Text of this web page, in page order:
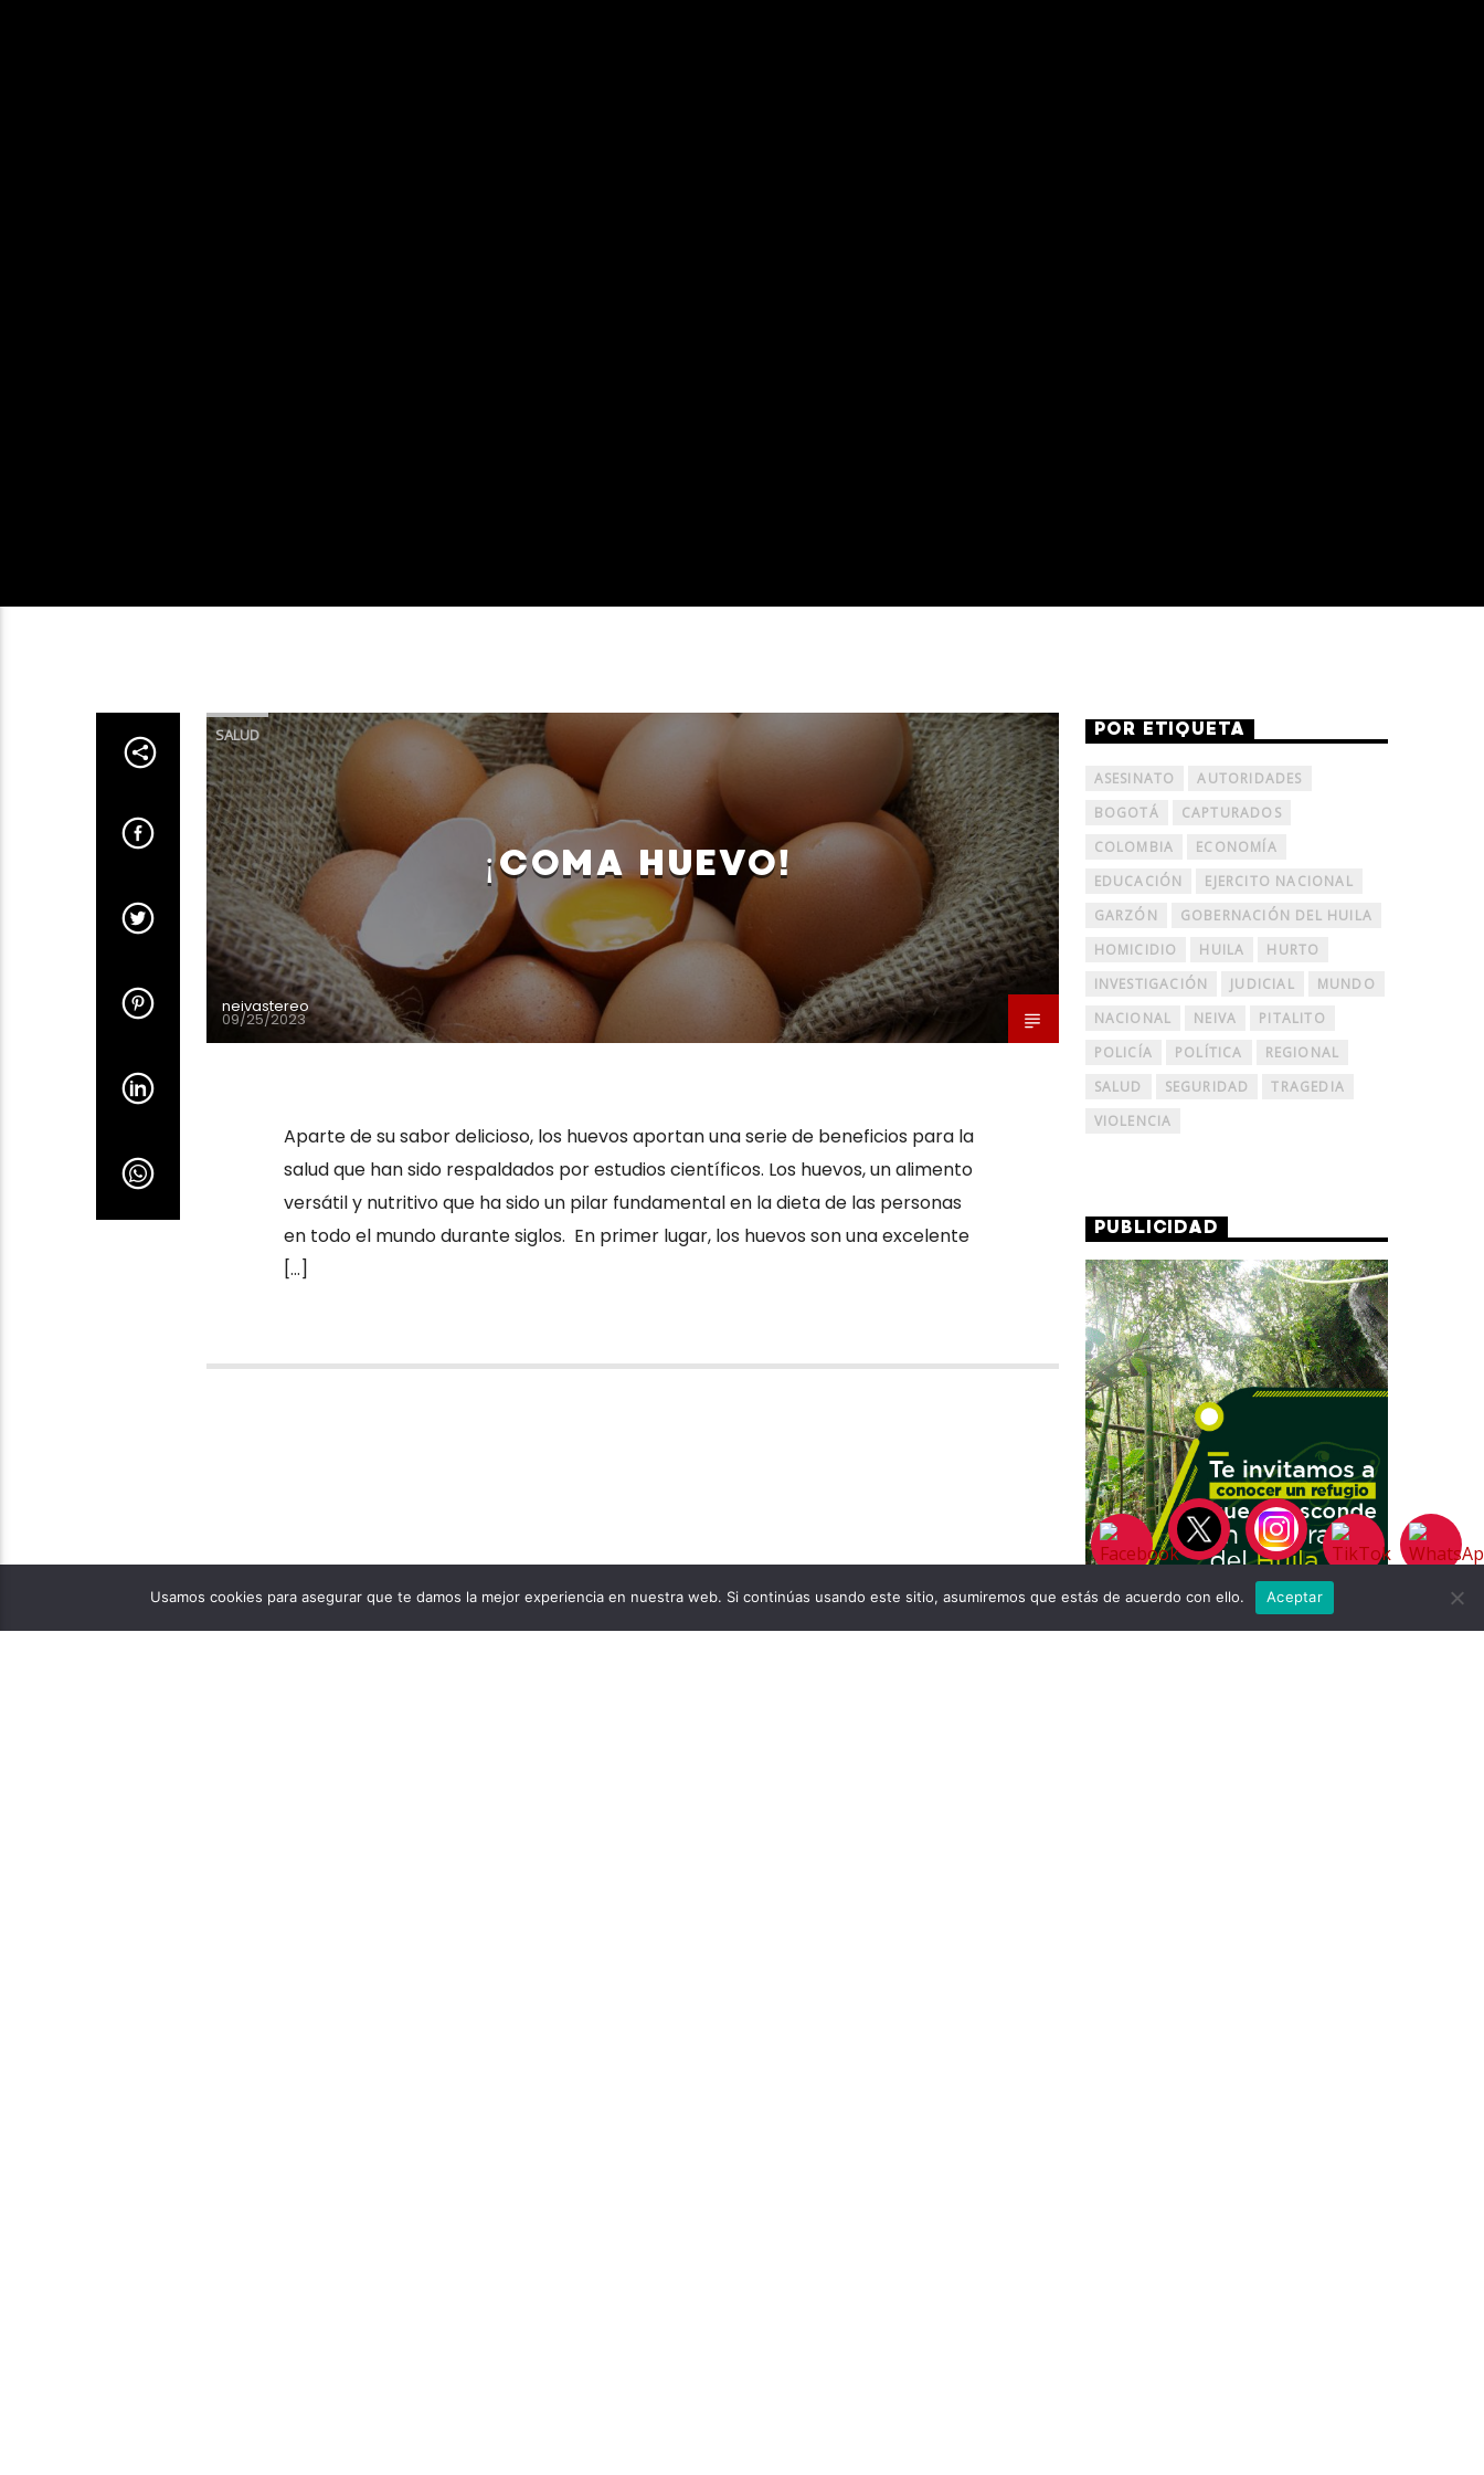
SALUD
¡COMA HUEVO!
neivastereo
09/25/2023
Aparte de su sabor delicioso, los huevos aportan una serie de beneficios para la
salud que han sido respaldados por estudios científicos. Los huevos, un alimento
versátil y nutritivo que ha sido un pilar fundamental en la dieta de las personas
en todo el mundo durante siglos. En primer lugar, los huevos son una excelente
[…]
POR ETIQUETA
ASESINATO
AUTORIDADES
BOGOTÁ
CAPTURADOS
COLOMBIA
ECONOMÍA
EDUCACIÓN
EJERCITO NACIONAL
GARZÓN
GOBERNACIÓN DEL HUILA
HOMICIDIO
HUILA
HURTO
INVESTIGACIÓN
JUDICIAL
MUNDO
NACIONAL
NEIVA
PITALITO
POLICÍA
POLÍTICA
REGIONAL
SALUD
SEGURIDAD
TRAGEDIA
VIOLENCIA
PUBLICIDAD
Usamos cookies para asegurar que te damos la mejor experiencia en nuestra web. Si continúas usando este sitio, asumiremos que estás de acuerdo con ello. Aceptar